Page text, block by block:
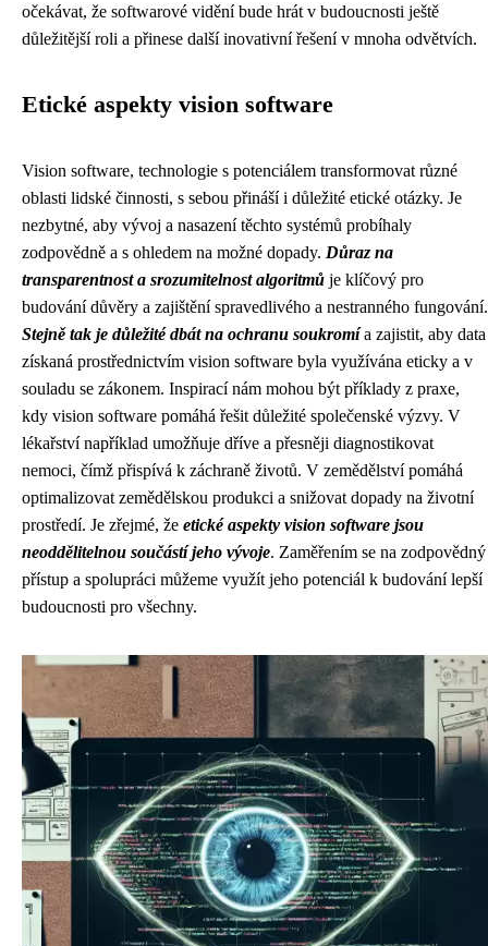
očekávat, že softwarové vidění bude hrát v budoucnosti ještě
důležitější roli a přinese další inovativní řešení v mnoha odvětvích.
Etické aspekty vision software
Vision software, technologie s potenciálem transformovat různé
oblasti lidské činnosti, s sebou přináší i důležité etické otázky. Je
nezbytné, aby vývoj a nasazení těchto systémů probíhaly
zodpovědně a s ohledem na možné dopady. Důraz na
transparentnost a srozumitelnost algoritmů je klíčový pro
budování důvěry a zajištění spravedlivého a nestranného fungování.
Stejně tak je důležité dbát na ochranu soukromía zajistit, aby data
získaná prostřednictvím vision software byla využívána eticky a v
souladu se zákonem. Inspirací nám mohou být příklady z praxe,
kdy vision software pomáhá řešit důležité společenské výzvy. V
lékařství například umožňuje dříve a přesněji diagnostikovat
nemoci, čímž přispívá k záchraně životů. V zemědělství pomáhá
optimalizovat zemědělskou produkci a snižovat dopady na životní
prostředí. Je zřejmé, že etické aspekty vision software jsou
neoddělitelnou součástí jeho vývoje. Zaměřením se na zodpovědný
přístup a spolupráci můžeme využít jeho potenciál k budování lepší
budoucnosti pro všechny.